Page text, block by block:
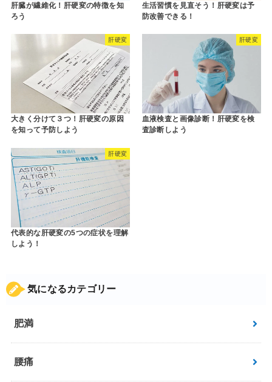
肝臓が繊維化！肝硬変の特徴を知
ろう
生活習慣を見直そう！肝硬変は予
防改善できる！
肝硬変
大きく分けて３つ！肝硬変の原因
を知って予防しよう
肝硬変
血液検査と画像診断！肝硬変を検
査診断しよう
肝硬変
代表的な肝硬変の5つの症状を理解
しよう！
気になるカテゴリー
肥満
腰痛